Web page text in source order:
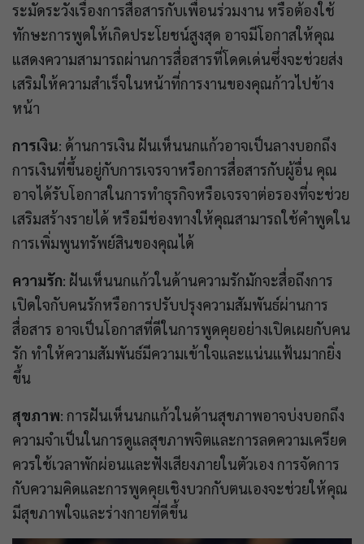
ระมัดระวังเรื่องการสื่อสารกับเพื่อนร่วมงาน หรือต้องใช้
ทักษะการพูดให้เกิดประโยชน์สูงสุด อาจมีโอกาสให้คุณ
แสดงความสามารถผ่านการสื่อสารที่โดดเด่นซึ่งจะช่วยส่ง
เสริมให้ความสำเร็จในหน้าที่การงานของคุณก้าวไปข้าง
หน้า
การเงิน: ด้านการเงิน ฝันเห็นนกแก้วอาจเป็นลางบอกถึง
การเงินที่ขึ้นอยู่กับการเจรจาหรือการสื่อสารกับผู้อื่น คุณ
อาจได้รับโอกาสในการทำธุรกิจหรือเจรจาต่อรองที่จะช่วย
เสริมสร้างรายได้ หรือมีช่องทางให้คุณสามารถใช้คำพูดใน
การเพิ่มพูนทรัพย์สินของคุณได้
ความรัก: ฝันเห็นนกแก้วในด้านความรักมักจะสื่อถึงการ
เปิดใจกับคนรักหรือการปรับปรุงความสัมพันธ์ผ่านการ
สื่อสาร อาจเป็นโอกาสที่ดีในการพูดคุยอย่างเปิดเผยกับคน
รัก ทำให้ความสัมพันธ์มีความเข้าใจและแน่นแฟ้นมากยิ่ง
ขึ้น
สุขภาพ: การฝันเห็นนกแก้วในด้านสุขภาพอาจบ่งบอกถึง
ความจำเป็นในการดูแลสุขภาพจิตและการลดความเครียด
ควรใช้เวลาพักผ่อนและฟังเสียงภายในตัวเอง การจัดการ
กับความคิดและการพูดคุยเชิงบวกกับตนเองจะช่วยให้คุณ
มีสุขภาพใจและร่างกายที่ดีขึ้น